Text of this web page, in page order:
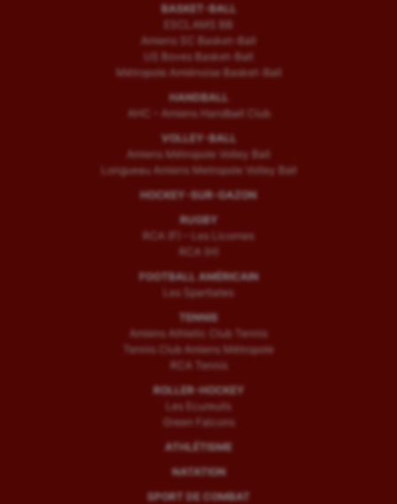
BASKET-BALL
ESCLAMS BB
Amiens SC Basket-Ball
US Boves Basket-Ball
Métropole Amiénoise Basket-Ball
HANDBALL
AHC – Amiens Handball Club
VOLLEY-BALL
Amiens Métropole Volley Ball
Longueau Amiens Metropole Volley Ball
HOCKEY-SUR-GAZON
RUGBY
RCA (F) – Les Licornes
RCA (H)
FOOTBALL AMÉRICAIN
Les Spartiates
TENNIS
Amiens Athletic Club Tennis
Tennis Club Amiens Métropole
RCA Tennis
ROLLER-HOCKEY
Les Ecureuils
Green Falcons
ATHLÉTISME
NATATION
SPORT DE COMBAT